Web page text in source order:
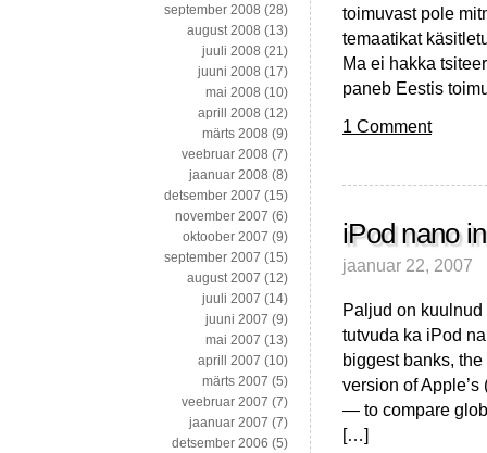
toimuvast pole
temaatikat
Ma ei hakka
paneb Eestis
1 Comment
iPod nano
jaanuar 22, 2007
Paljud on
tutvuda ka iPod
biggest banks,
version of
— to compare
[…]
september 2008 (28)
august 2008 (13)
juuli 2008 (21)
juuni 2008 (17)
mai 2008 (10)
aprill 2008 (12)
märts 2008 (9)
veebruar 2008 (7)
jaanuar 2008 (8)
detsember 2007 (15)
november 2007 (6)
oktoober 2007 (9)
september 2007 (15)
august 2007 (12)
juuli 2007 (14)
juuni 2007 (9)
mai 2007 (13)
aprill 2007 (10)
märts 2007 (5)
veebruar 2007 (7)
jaanuar 2007 (7)
detsember 2006 (5)